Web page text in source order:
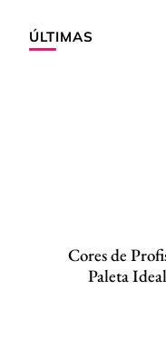
ÚLTIMAS
Cores de
Paleta